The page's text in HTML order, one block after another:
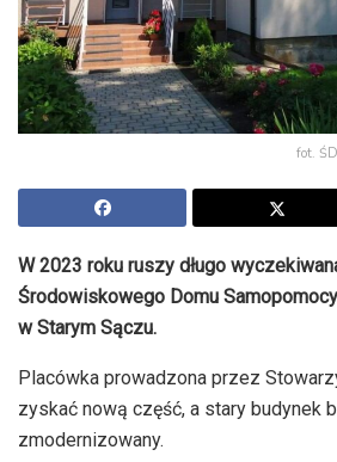
fot.
W 2023 roku ruszy długo
Środowiskowego Domu
w Starym Sączu.
Placówka prowadzona przez
zyskać nową część, a stary budynek
zmodernizowany.